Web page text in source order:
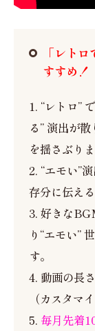
「レト
すすめ！
1. “レトロ”
る” 演出が
を揺さぶりま
2. “エモい”
存分に伝え
3. 好きな
り“エモい”
す。
4. 動画の長
（カスタマ
5. 毎月先着